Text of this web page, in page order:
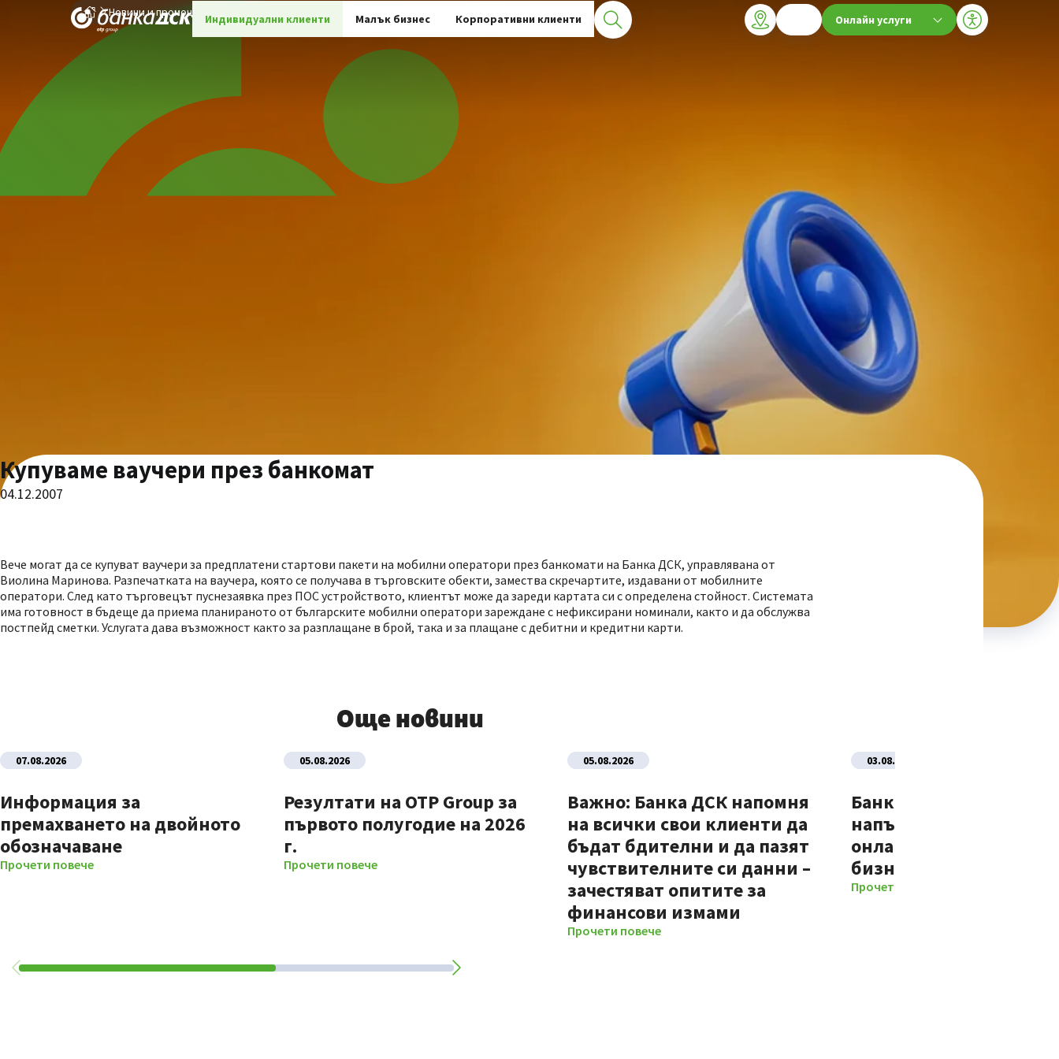
Индивидуални клиенти Малък бизнес Корпоративни клиенти Онлайн услуги
Новини и промоции
Купуваме ваучери през банкомат
04.12.2007
Вече могат да се купуват ваучери за предплатени стартови пакети на мобилни оператори през банкомати на Банка ДСК, управлявана от
Виолина Маринова. Разпечатката на ваучера, която се получава в търговските обекти, замества скречартите, издавани от мобилните
оператори. След като търговецът пуснезаявка през ПОС устройството, клиентът може да зареди картата си с определена стойност. Системата
има готовност в бъдеще да приема планираното от българските мобилни оператори зареждане с нефиксирани номинали, както и да обслужва
постпейд сметки. Услугата дава възможност както за разплащане в брой, така и за плащане с дебитни и кредитни карти.
Още новини
07.08.2026
Информация за
премахването на двойното
обозначаване
Прочети повече
05.08.2026
Резултати на OTP Group за
първото полугодие на 2026
г.
Прочети повече
05.08.2026
Важно: Банка ДСК напомня
на всички свои клиенти да
бъдат бдителни и да пазят
чувствителните си данни –
зачестяват опитите за
финансови измами
Прочети повече
03.08.2026
Банка ДСК стартира
напълно
онлайн процес за нови
бизнес клиенти
Прочети повече